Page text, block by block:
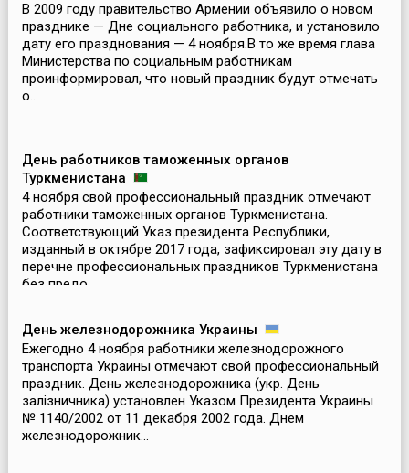
В 2009 году правительство Армении объявило о новом
празднике — Дне социального работника, и установило
дату его празднования — 4 ноября.В то же время глава
Министерства по социальным работникам
проинформировал, что новый праздник будут отмечать
о...
День работников таможенных органов
Туркменистана
4 ноября свой профессиональный праздник отмечают
работники таможенных органов Туркменистана.
Соответствующий Указ президента Республики,
изданный в октябре 2017 года, зафиксировал эту дату в
перечне профессиональных праздников Туркменистана
без предо...
День железнодорожника Украины
Ежегодно 4 ноября работники железнодорожного
транспорта Украины отмечают свой профессиональный
праздник. День железнодорожника (укр. День
залізничника) установлен Указом Президента Украины
№ 1140/2002 от 11 декабря 2002 года. Днем
железнодорожник...